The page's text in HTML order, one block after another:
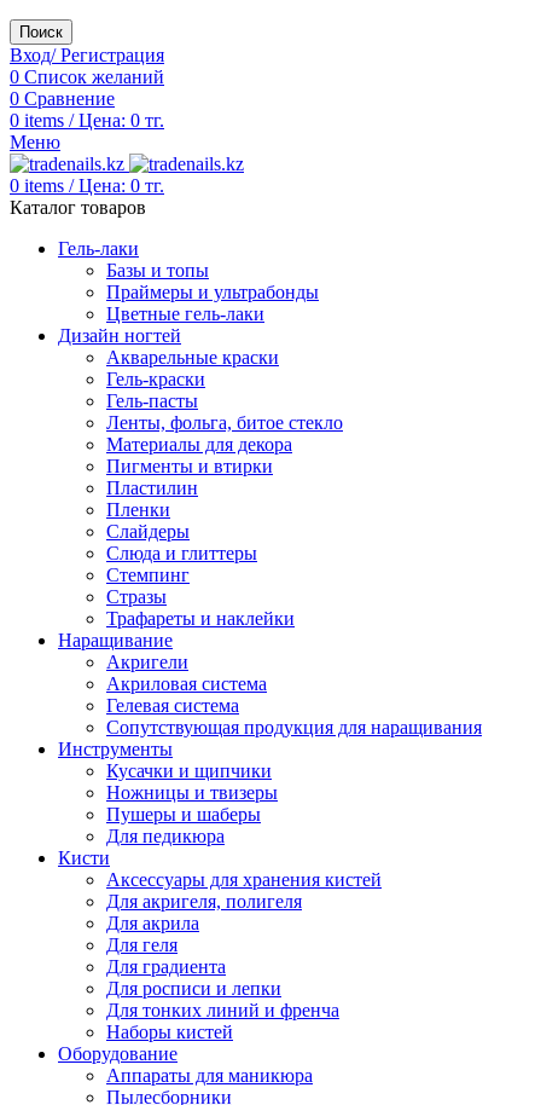
Поиск
Вход/ Регистрация
0 Список желаний
0 Сравнение
0 items / Цена: 0 тг.
Меню
0 items / Цена: 0 тг.
Каталог товаров
Гель-лаки
Базы и топы
Праймеры и ультрабонды
Цветные гель-лаки
Дизайн ногтей
Акварельные краски
Гель-краски
Гель-пасты
Ленты, фольга, битое стекло
Материалы для декора
Пигменты и втирки
Пластилин
Пленки
Слайдеры
Слюда и глиттеры
Стемпинг
Стразы
Трафареты и наклейки
Наращивание
Акригели
Акриловая система
Гелевая система
Сопутствующая продукция для наращивания
Инструменты
Кусачки и щипчики
Ножницы и твизеры
Пушеры и шаберы
Для педикюра
Кисти
Аксессуары для хранения кистей
Для акригеля, полигеля
Для акрила
Для геля
Для градиента
Для росписи и лепки
Для тонких линий и френча
Наборы кистей
Оборудование
Аппараты для маникюра
Пылесборники